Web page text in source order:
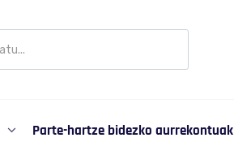
Parte-hartze bidezko aurrekontuak